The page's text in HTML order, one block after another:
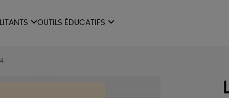
OUTILS ÉDUCATIFS